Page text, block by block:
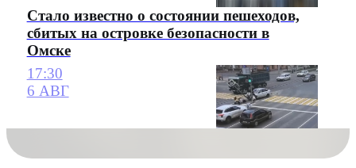
Стало известно о состоянии пешеходов,
сбитых на островке безопасности в
Омске
17:30
6 АВГ